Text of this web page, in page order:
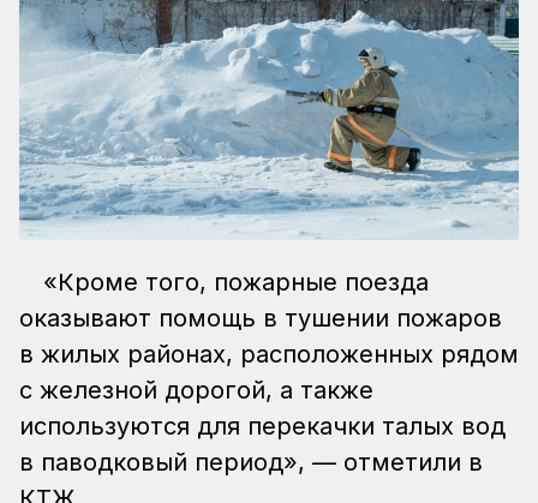
«Кроме того, пожарные поезда
оказывают помощь в тушении пожаров
в жилых районах, расположенных рядом
с железной дорогой, а также
используются для перекачки талых вод
в паводковый период», — отметили в